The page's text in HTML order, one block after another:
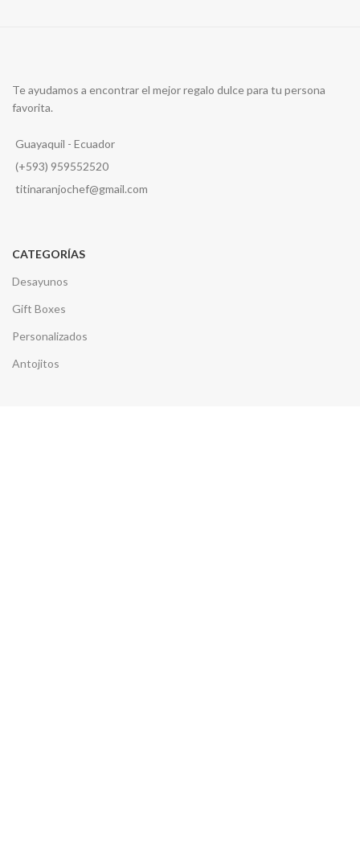
Te ayudamos a encontrar el mejor regalo dulce para tu persona
favorita.
Guayaquil - Ecuador
(+593) 959552520
titinaranjochef@gmail.com
CATEGORÍAS
Desayunos
Gift Boxes
Personalizados
Antojitos